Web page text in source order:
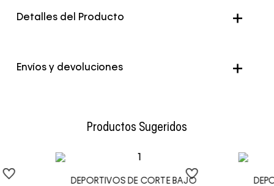
Detalles del Producto
Color Blanco
Envíos y devoluciones
Productos Sugeridos
DEPORTIVOS DE CORTE BAJO